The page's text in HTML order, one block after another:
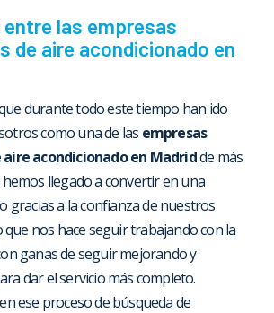
las empresas
de aire acondicionado en
durante todo este tiempo han ido
como una de las empresas
acondicionado en Madridde más
llegado a convertir en una
gracias a la confianza de nuestros
que nos hace seguir trabajando con la
ganas de seguir mejorando y
dar el servicio más completo.
ese proceso de búsqueda de